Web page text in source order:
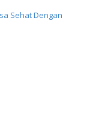
Sehat Dengan